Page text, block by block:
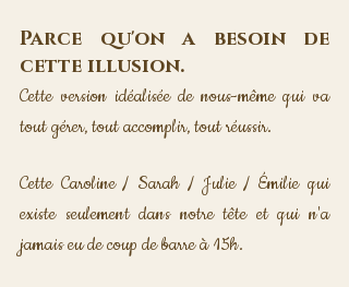
Parce qu'on a besoin de
cette illusion.
Cette version idéalisée de nous-même qui va
tout gérer, tout accomplir, tout réussir.
Cette Caroline / Sarah / Julie / Émilie qui
existe seulement dans notre tête et qui n'a
jamais eu de coup de barre à 15h.